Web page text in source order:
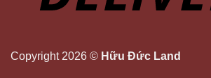
Copyright 2026 © Hữu Đức Land